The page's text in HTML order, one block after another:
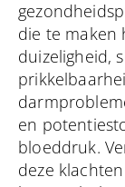
die te maken
duizeligheid,
en
bloeddruk.
deze